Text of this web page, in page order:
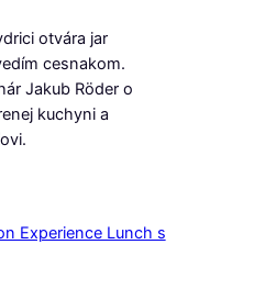
otvára jar
cesnakom.
Jakub Röder o
kuchyni a